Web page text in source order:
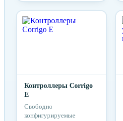
диспетчеризации и
передачи данных.
Контроллеры Corrigo
Е
Свободно
конфигурируемые